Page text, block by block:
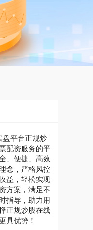
盘平台正规炒
配资服务的平
、便捷、高效
念，严格风控
益，轻松实现
方案，满足不
指导，助力用
正规炒股在线
具优势！